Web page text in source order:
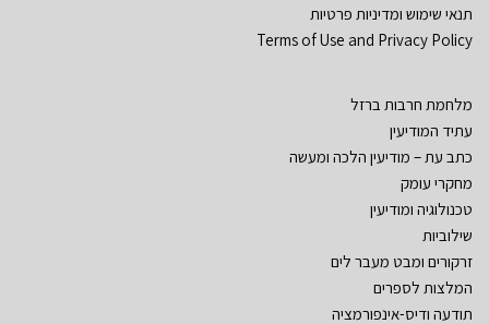
תנאי שימוש ומדיניות פרטיות
Terms of Use and Privacy Policy
מלחמת חרבות ברזל
עתיד המודיעין
כתב עת – מודיעין הלכה ומעשה
מחקרי עומק
טכנולוגיה ומודיעין
שילוביות
זרקורים ומבט מעבר לים
המלצות לספרים
תודעה ודיס-אינפורמציה